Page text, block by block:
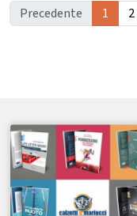
Precedente 1 2